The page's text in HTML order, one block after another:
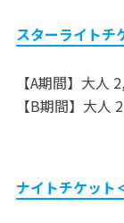
スターライトチ
【A期間】大人
【B期間】大人
ナイトチケット